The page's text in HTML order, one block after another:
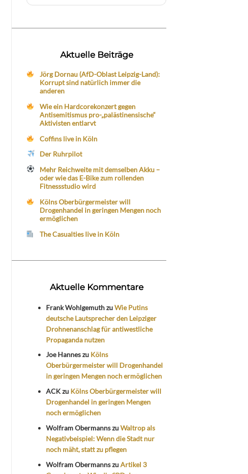
Aktuelle Beiträge
Jörg Dornau (AfD-Oblast Leipzig-Land):
Korrupt sind natürlich immer die
anderen
Wie ein Hardcorekonzert gegen
Antisemitismus pro-„palästinensische“
Aktivisten entlarvt
Coffins live in Köln
Der Ruhrpilot
Mehr Reichweite mit demselben Akku –
oder wie das E-Bike zum rollenden
Fitnessstudio wird
Kölns Oberbürgermeister will
Drogenhandel in geringen Mengen noch
ermöglichen
The Casualties live in Köln
Aktuelle Kommentare
Frank WohlgemuthzuWie Putins
deutsche Lautsprecher den Leipziger
Drohnenanschlag für antiwestliche
Propaganda nutzen
Joe Hanneszu Kölns
Oberbürgermeister will Drogenhandel
in geringen Mengen noch ermöglichen
ACKzu Kölns Oberbürgermeister will
Drogenhandel in geringen Mengen
noch ermöglichen
Wolfram ObermannszuWaltrop als
Negativbeispiel: Wenn die Stadt nur
noch mäht, statt zu pflegen
Wolfram ObermannszuArtikel 3